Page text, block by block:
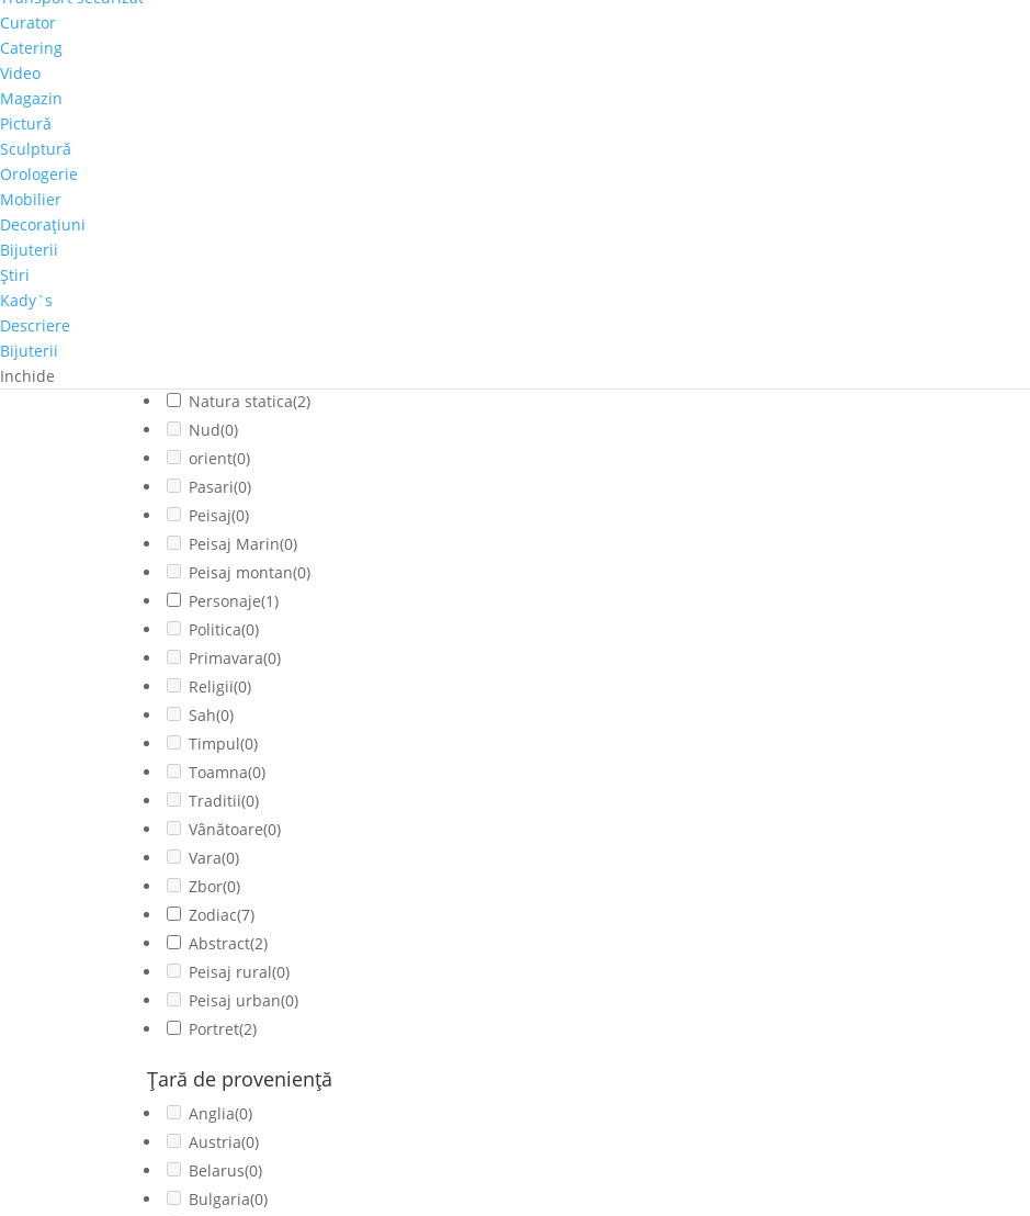
Curator
Catering
Video
Magazin
Pictură
Sculptură
Orologerie
Mobilier
Decoraţiuni
Bijuterii
Ştiri
Kady`s
Descriere
Bijuterii
Inchide
Natura statica(2)
Nud(0)
orient(0)
Pasari(0)
Peisaj(0)
Peisaj Marin(0)
Peisaj montan(0)
Personaje(1)
Politica(0)
Primavara(0)
Religii(0)
Sah(0)
Timpul(0)
Toamna(0)
Traditii(0)
Vânătoare(0)
Vara(0)
Zbor(0)
Zodiac(7)
Abstract(2)
Peisaj rural(0)
Peisaj urban(0)
Portret(2)
Ţară de provenienţă
Anglia(0)
Austria(0)
Belarus(0)
Bulgaria(0)